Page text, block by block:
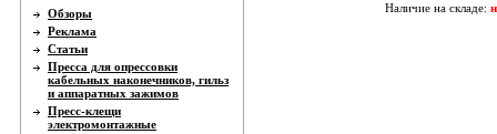
Обзоры
Реклама
Статьи
Пресса для опрессовки
кабельных наконечников, гильз
и аппаратных зажимов
Пресс-клещи
электромонтажные
Наличие на складе: